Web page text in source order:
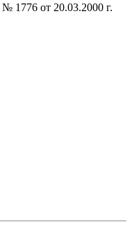
1776 от 20.03.2000 г.